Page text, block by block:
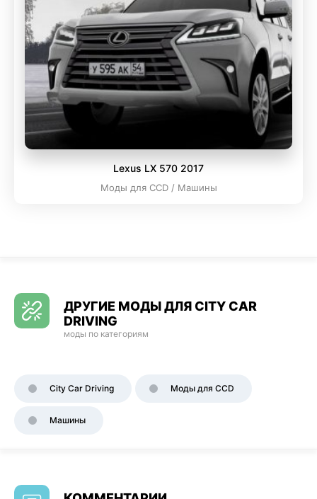
Lexus LX 570 2017
Моды для CCD / Машины
ДРУГИЕ МОДЫ ДЛЯ CITY CAR
DRIVING
моды по категориям
City Car Driving Моды для CCD
Машины